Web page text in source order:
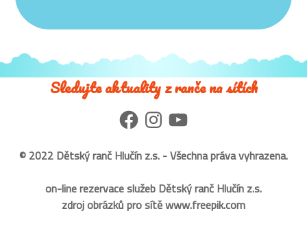
Sledujte aktuality z ranče na sítích
FacebookInstagram
YouTube
© 2022 Dětský ranč Hlučín z.s. - Všechna práva vyhrazena.
on-line rezervace služeb Dětský ranč Hlučín z.s.
zdroj obrázků pro sítěwww.freepik.com